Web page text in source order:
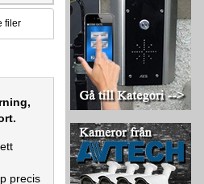
filer
precis